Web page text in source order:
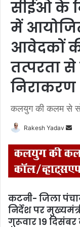
सीईओ के
में
आवेदकों
तत्परता से
निराकरण
कलयुग की कलम से
Rakesh Yadav
n
d
a
e
m
कटनी- जिला
निर्देश पर
गुरूवार 19